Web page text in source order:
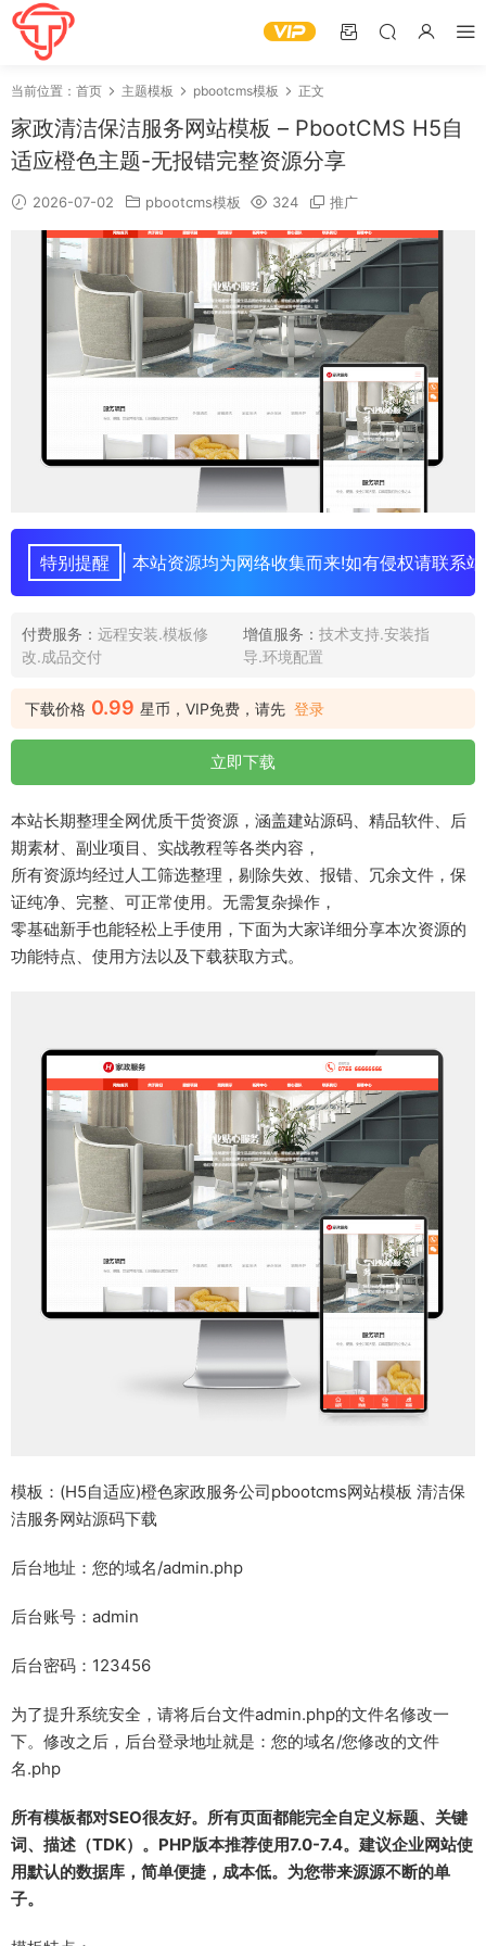
当前位置： 首页 主题模板 pbootcms模板 正文
家政清洁保洁服务网站模板 – PbootCMS H5自
适应橙色主题-无报错完整资源分享
2026-07-02 pbootcms模板 324 推广
特别提醒 | 本站资源均为网络收集而来!如有侵权请联系
付费服务： 远程安装.模板修
改.成品交付
增值服务： 技术支持.安装指
导.环境配置
下载价格 0.99 星币，VIP免费，请先 登录
立即下载
本站长期整理全网优质干货资源，涵盖建站源码、精品软件、后
期素材、副业项目、实战教程等各类内容，
所有资源均经过人工筛选整理，剔除失效、报错、冗余文件，保
证纯净、完整、可正常使用。无需复杂操作，
零基础新手也能轻松上手使用，下面为大家详细分享本次资源的
功能特点、使用方法以及下载获取方式。
模板：(H5自适应)橙色家政服务公司pbootcms网站模板 清洁保
洁服务网站源码下载
后台地址：您的域名/admin.php
后台账号：admin
后台密码：123456
为了提升系统安全，请将后台文件admin.php的文件名修改一
下。修改之后，后台登录地址就是：您的域名/您修改的文件
名.php
所有模板都对SEO很友好。所有页面都能完全自定义标题、关键
词、描述（TDK）。PHP版本推荐使用7.0-7.4。建议企业网站使
用默认的数据库，简单便捷，成本低。为您带来源源不断的单
子。